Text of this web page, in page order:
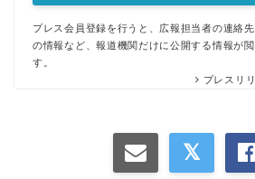
プレス会員登録を行うと、広報担当者の連絡
の情報など、報道機関だけに公開する情報が
す。
プレスリ